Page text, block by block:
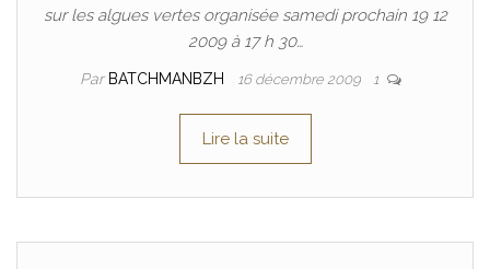
sur les algues vertes organisée samedi prochain 19 12
2009 à 17 h 30…
Par BATCHMANBZH 16 décembre 2009 1
Lire la suite